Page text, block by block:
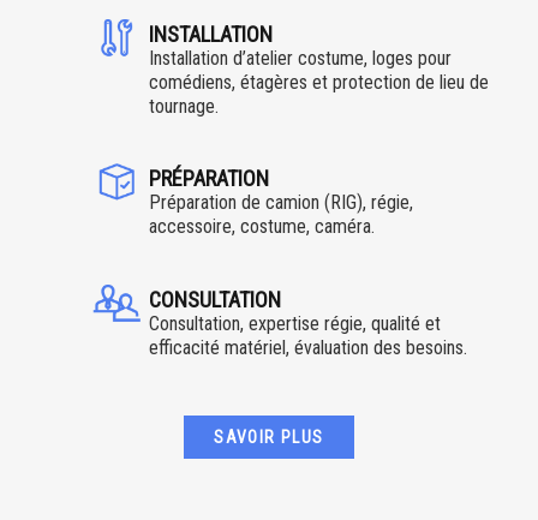
INSTALLATION
Installation d’atelier costume, loges pour
comédiens, étagères et protection de lieu de
tournage.
PRÉPARATION
Préparation de camion (RIG), régie,
accessoire, costume, caméra.
CONSULTATION
Consultation, expertise régie, qualité et
efficacité matériel, évaluation des besoins.
SAVOIR PLUS